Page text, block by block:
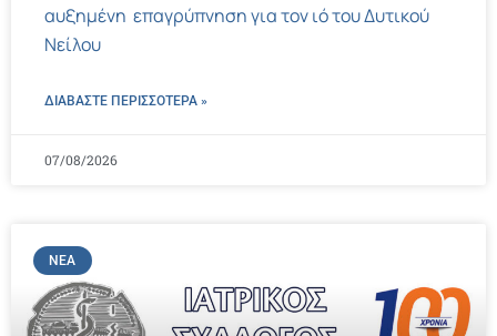
αυξημένη επαγρύπνηση για τον ιό του Δυτικού
Νείλου
ΔΙΑΒΑΣΤΕ ΠΕΡΙΣΣΌΤΕΡΑ »
07/08/2026
ΝΈΑ